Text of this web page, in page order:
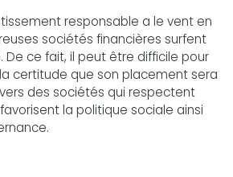
responsable a le vent en
sociétés financières surfent
ce fait, il peut être difficile pour
certitude que son placement sera
des sociétés qui respectent
la politique sociale ainsi